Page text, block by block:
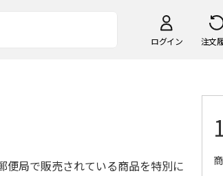
ログイン 注文
便局で販売されている商品を特別に